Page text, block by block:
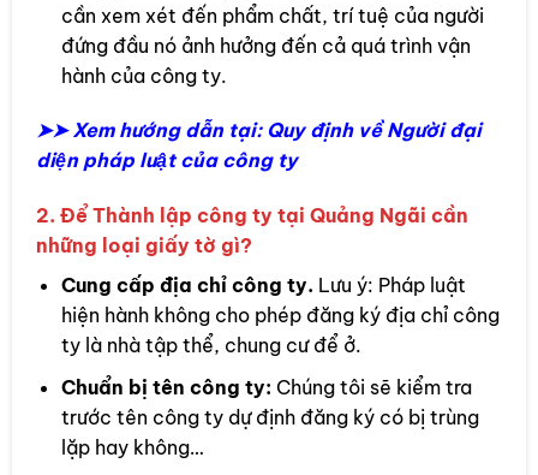
cần xem xét đến phẩm chất, trí tuệ của người
đứng đầu nó ảnh hưởng đến cả quá trình vận
hành của công ty.
➤➤ Xem hướng dẫn tại: Quy định về Người đại
diện pháp luật của công ty
2. Để Thành lập công ty tại Quảng Ngãi cần
những loại giấy tờ gì?
Cung cấp địa chỉ công ty. Lưu ý: Pháp luật
hiện hành không cho phép đăng ký địa chỉ công
ty là nhà tập thể, chung cư để ở.
Chuẩn bị tên công ty: Chúng tôi sẽ kiểm tra
trước tên công ty dự định đăng ký có bị trùng
lặp hay không…